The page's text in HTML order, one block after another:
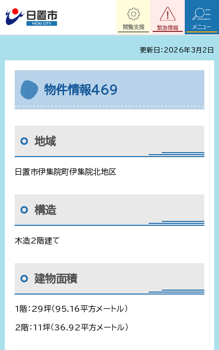
緊急情報
閲覧支援 メニュー
更新日：2026年3月2日
物件情報469
地域
日置市伊集院町伊集院北地区
構造
木造2階建て
建物面積
1階：29坪（95.16平方メートル）
2階：11坪（36.92平方メートル）